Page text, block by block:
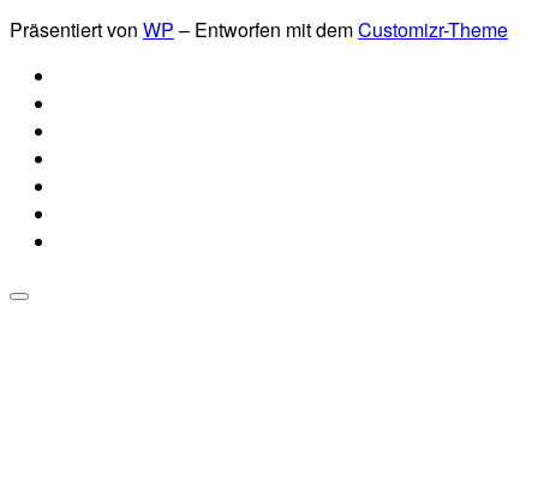
Präsentiert von WP – Entworfen mit demCustomizr-Theme